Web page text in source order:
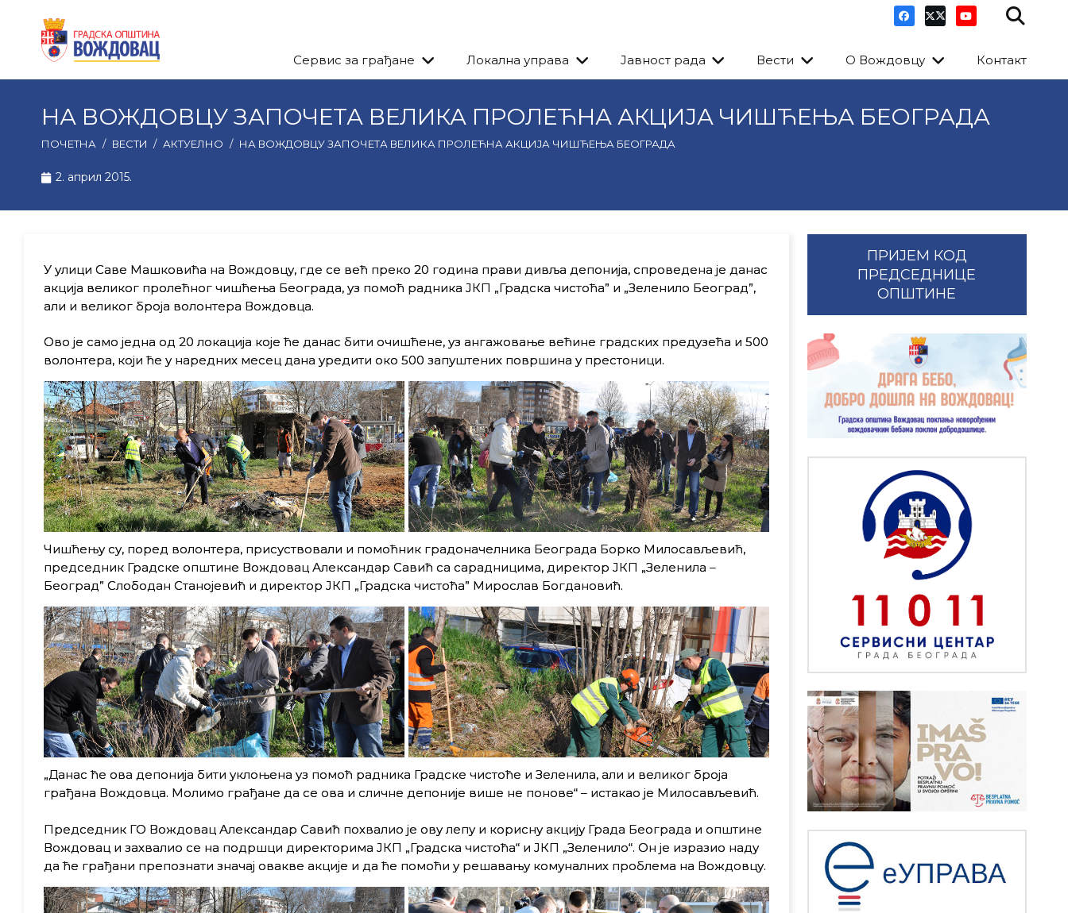
Сервис за грађане Локална управа Јавност рада Вести О Вождовцу Контакт
НА ВОЖДОВЦУ ЗАПОЧЕТА ВЕЛИКА ПРОЛЕЋНА АКЦИЈА ЧИШЋЕЊА БЕОГРАДА
ПОЧЕТНА / ВЕСТИ / АКТУЕЛНО / НА ВОЖДОВЦУ ЗАПОЧЕТА ВЕЛИКА ПРОЛЕЋНА АКЦИЈА ЧИШЋЕЊА БЕОГРАДА
2. април 2015.
У улици Саве Машковића на Вождовцу, где се већ преко 20 година прави дивља депонија, спроведена је данас
акција великог пролећног чишћења Београда, уз помоћ радника ЈКП „Градска чистоћа” и „Зеленило Београд”,
али и великог броја волонтера Вождовца.
Ово је само једна од 20 локација које ће данас бити очишћене, уз ангажовање већине градских предузећа и 500
волонтера, који ће у наредних месец дана уредити око 500 запуштених површина у престоници.
Чишћењу су, поред волонтера, присуствовали и помоћник градоначелника Београда Борко Милосављевић,
председник Градске општине Вождовац Александар Савић са сарадницима, директор ЈКП „Зеленила –
Београд” Слободан Станојевић и директор ЈКП „Градска чистоћа” Мирослав Богдановић.
„Данас ће ова депонија бити уклоњена уз помоћ радника Градске чистоће и Зеленила, али и великог броја
грађана Вождовца. Молимо грађане да се ова и сличне депоније више не понове“ – истакао је Милосављевић.
Председник ГО Вождовац Александар Савић похвалио је ову лепу и корисну акцију Града Београда и општине
Вождовац и захвалио се на подршци директорима ЈКП „Градска чистоћа“ и ЈКП „Зеленило“. Он је изразио наду
да ће грађани препознати значај овакве акције и да ће помоћи у решавању комуналних проблема на Вождовцу.
ПРИЈЕМ КОД
ПРЕДСЕДНИЦЕ
ОПШТИНЕ